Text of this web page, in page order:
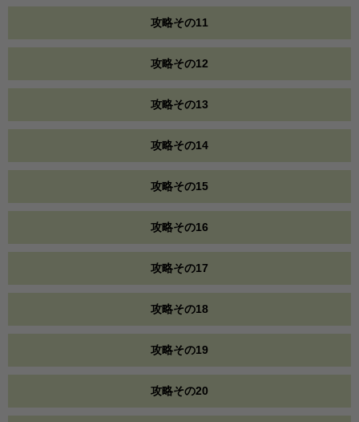
攻略その11
攻略その12
攻略その13
攻略その14
攻略その15
攻略その16
攻略その17
攻略その18
攻略その19
攻略その20